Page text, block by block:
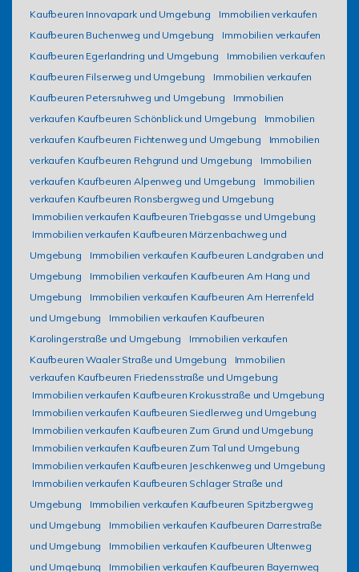
Kaufbeuren Innovapark und Umgebung
Immobilien verkaufen
Kaufbeuren Buchenweg und Umgebung
Immobilien verkaufen
Kaufbeuren Egerlandring und Umgebung
Immobilien verkaufen
Kaufbeuren Filserweg und Umgebung
Immobilien verkaufen
Kaufbeuren Petersruhweg und Umgebung
Immobilien
verkaufen Kaufbeuren Schönblick und Umgebung
Immobilien
verkaufen Kaufbeuren Fichtenweg und Umgebung
Immobilien
verkaufen Kaufbeuren Rehgrund und Umgebung
Immobilien
verkaufen Kaufbeuren Alpenweg und Umgebung
Immobilien
verkaufen Kaufbeuren Ronsbergweg und Umgebung
Immobilien verkaufen Kaufbeuren Triebgasse und Umgebung
Immobilien verkaufen Kaufbeuren Märzenbachweg und
Umgebung
Immobilien verkaufen Kaufbeuren Landgraben und
Umgebung
Immobilien verkaufen Kaufbeuren Am Hang und
Umgebung
Immobilien verkaufen Kaufbeuren Am Herrenfeld
und Umgebung
Immobilien verkaufen Kaufbeuren
Karolingerstraße und Umgebung
Immobilien verkaufen
Kaufbeuren Waaler Straße und Umgebung
Immobilien
verkaufen Kaufbeuren Friedensstraße und Umgebung
Immobilien verkaufen Kaufbeuren Krokusstraße und Umgebung
Immobilien verkaufen Kaufbeuren Siedlerweg und Umgebung
Immobilien verkaufen Kaufbeuren Zum Grund und Umgebung
Immobilien verkaufen Kaufbeuren Zum Tal und Umgebung
Immobilien verkaufen Kaufbeuren Jeschkenweg und Umgebung
Immobilien verkaufen Kaufbeuren Schlager Straße und
Umgebung
Immobilien verkaufen Kaufbeuren Spitzbergweg
und Umgebung
Immobilien verkaufen Kaufbeuren Darrestraße
und Umgebung
Immobilien verkaufen Kaufbeuren Ultenweg
und Umgebung
Immobilien verkaufen Kaufbeuren Bayernweg